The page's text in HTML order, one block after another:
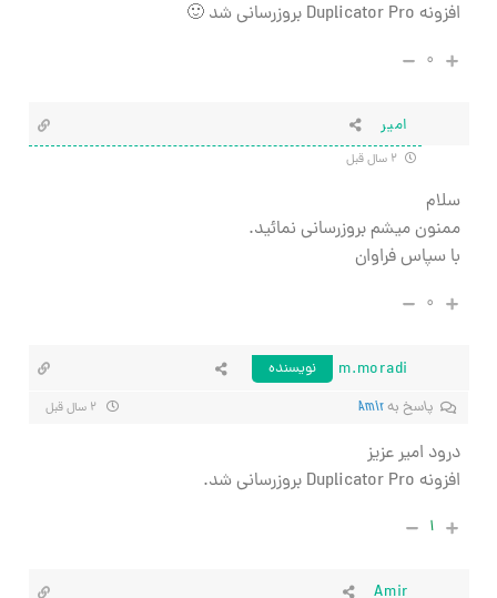
افزونه Duplicator Pro بروزرسانی شد 🙂
۰
امیر
سلام
ممنون میشم بروزرسانی نمائید.
با سپاس فراوان
۰
m.moradi
نویسنده
پاسخ بهAmir
درود امیر عزیز
افزونه Duplicator Pro بروزرسانی شد.
۱
Amir